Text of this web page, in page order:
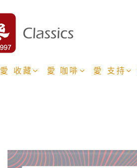
愛 收藏 愛 咖啡 愛 支持